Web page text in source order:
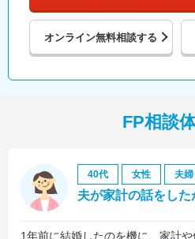
オンライン無料相談する
FP相談
40代 女性 夫婦
夫が家計の話をし